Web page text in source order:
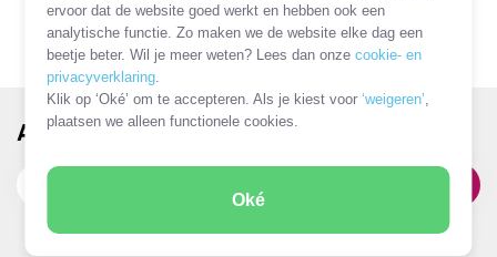
ervoor dat de website goed werkt en hebben ook een
analytische functie. Zo maken we de website elke dag een
beetje beter. Wil je meer weten? Lees dan onzecookie- en
privacyverklaring.
Klik op ‘Oké’ om te accepteren. Als je kiest voor‘weigeren’,
plaatsen we alleen functionele cookies.
Oké
Abonneer je op onze nieuwsbrief!